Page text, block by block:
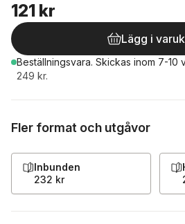
121 kr
Lägg i
Beställningsvara. Skickas inom 7-10
249 kr.
Fler format och utgåvor
Inbunden
232 kr